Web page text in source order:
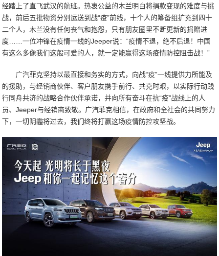
经踏上了直飞武汉的航班。热衷公益的木兰明白将捐款变现的难度与挑
战，前后五批物资分别运送到战“疫”前线，十个人的筹备组扩充到四十
二个人，木兰没有任何丧气和抱怨，只有朋友圈里不断更新的捐赠进
度……一位冲锋在疫情一线的Jeeper说：“疫情不退，绝不后退！中国
有这么多像我们这般可爱的人，就一定能赢得这场疫情防控阻击战！”
广汽菲克坚持以最直接和务实的方式，向战“疫”一线提供力所能及
的援助，与经销商伙伴、客户朋友携手前行、共克时艰，以实际行动践
行同舟共济的战略合作伙伴承诺，并向所有奋斗在抗“疫”战线上的人
员、Jeeper与经销商致敬。广汽菲克相信，在政府和全社会的共同努力
下，一切阴霾将过去，我们终将打赢这场疫情防控攻坚战。